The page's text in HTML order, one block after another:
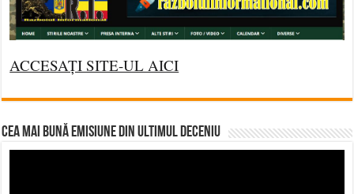
ACCESAȚI SITE-UL AICI
CEA MAI BUNĂ EMISIUNE DIN ULTIMUL DECENIU